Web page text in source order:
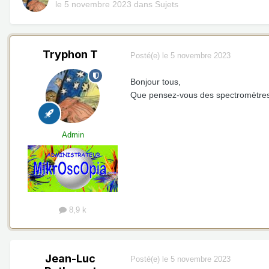
le 5 novembre 2023 dans Sujets
Tryphon T
Admin
8,9 k
Posté(e) le 5 novembre 2023
Bonjour tous,
Que pensez-vous des
Jean-Luc
Posté(e) le 5 novembre 2023